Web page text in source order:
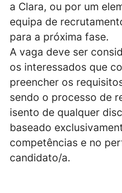
a Clara, ou por um
equipa de
para a próxima fase.
A vaga deve ser
os interessados que
preencher os
sendo o processo de
isento de qualquer
baseado
competências e no
candidato/a.